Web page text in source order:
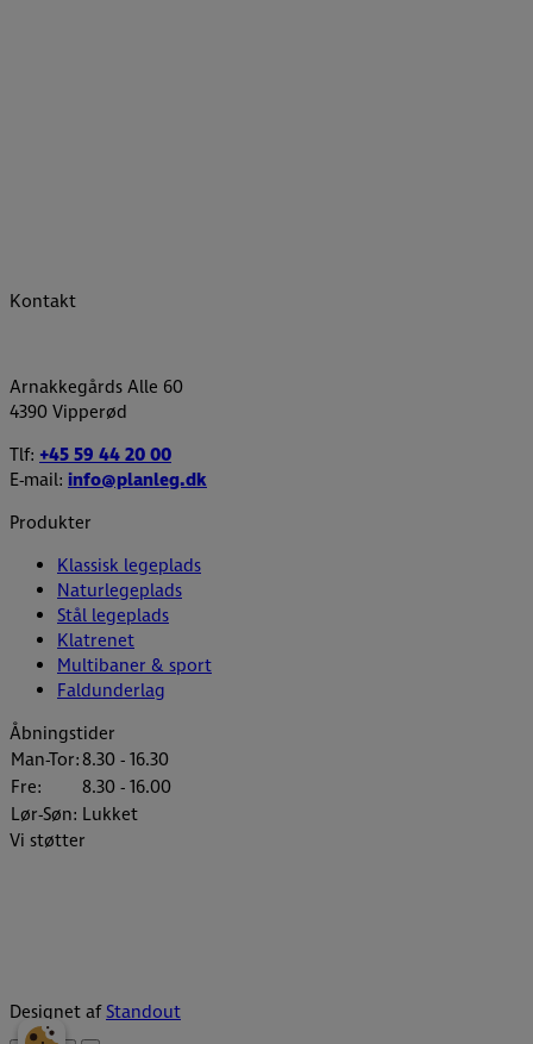
Kontakt
Arnakkegårds Alle 60
4390 Vipperød
Tlf: +45 59 44 20 00
E-mail: info@planleg.dk
Produkter
Klassisk legeplads
Naturlegeplads
Stål legeplads
Klatrenet
Multibaner & sport
Faldunderlag
Åbningstider
Man-Tor:8.30 - 16.30
Fre:
8.30 - 16.00
Lør-Søn: Lukket
Vi støtter
Designet afStandout